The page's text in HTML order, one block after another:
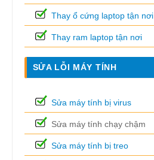
Thay ổ cứng laptop tận nơi
Thay ram laptop tận nơi
SỬA LỖI MÁY TÍNH
Sửa máy tính bị virus
Sửa máy tính chạy chậm
Sửa máy tính bị treo